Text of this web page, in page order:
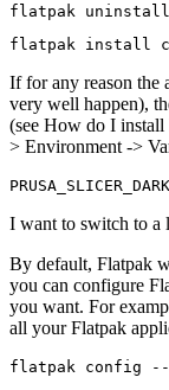
flatpak uninstall
flatpak install
If for any reason the
very well happen),
(see How do I install
> Environment ->
I want to switch to a
By default, Flatpak
you can configure
you want. For
all your Flatpak
flatpak config --